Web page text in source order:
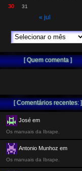
30 31
« jul
[ Quem comenta ]
[ Comentários recentes: ]
José em
Os manuais da Ibrape.
Antonio Munhoz em
Os manuais da Ibrape.